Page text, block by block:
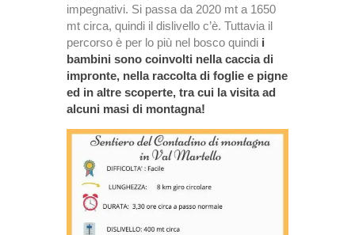
impegnativi. Si passa da 2020 mt a 1650
mt circa, quindi il dislivello c’è. Tuttavia il
percorso è per lo più nel bosco quindi i
bambini sono coinvolti nella caccia di
impronte, nella raccolta di foglie e pigne
ed in altre scoperte, tra cui la visita ad
alcuni masi di montagna!